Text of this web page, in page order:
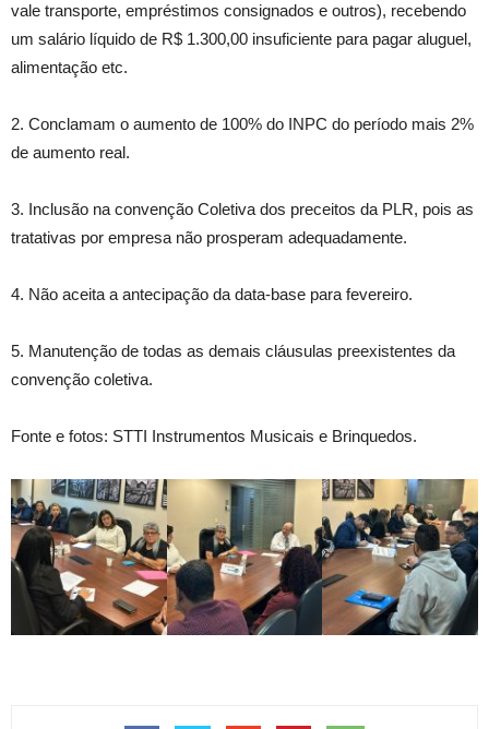
vale transporte, empréstimos consignados e outros), recebendo
um salário líquido de R$ 1.300,00 insuficiente para pagar aluguel,
alimentação etc.
2. Conclamam o aumento de 100% do INPC do período mais 2%
de aumento real.
3. Inclusão na convenção Coletiva dos preceitos da PLR, pois as
tratativas por empresa não prosperam adequadamente.
4. Não aceita a antecipação da data-base para fevereiro.
5. Manutenção de todas as demais cláusulas preexistentes da
convenção coletiva.
Fonte e fotos: STTI Instrumentos Musicais e Brinquedos.